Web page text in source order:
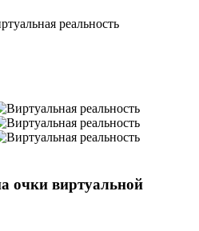
реальность
очки виртуальной